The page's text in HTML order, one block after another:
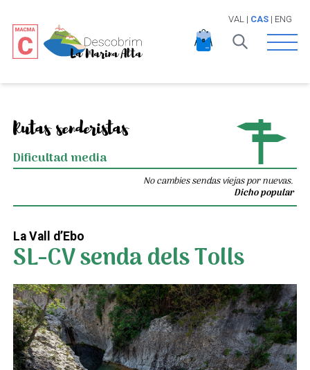
VAL | CAS| ENG
Open
Rutas senderistas
Dificultad media
No cambies sendas viejas por nuevas.
Dicho popular
La Vall d’Ebo
SL-CV senda dels Tolls